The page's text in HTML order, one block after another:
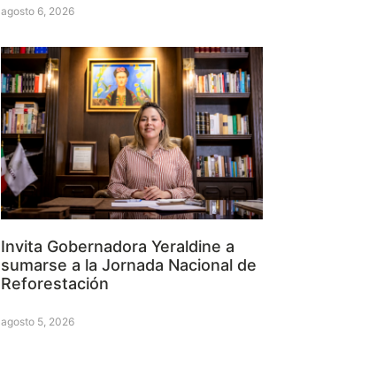
agosto 6, 2026
Invita Gobernadora Yeraldine a
sumarse a la Jornada Nacional de
Reforestación
agosto 5, 2026